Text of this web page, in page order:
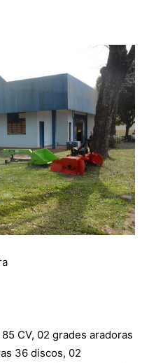
CV, 02 grades aradoras
36 discos, 02